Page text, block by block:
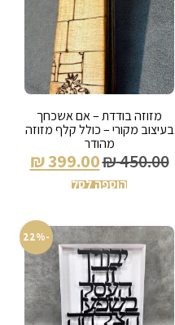
מזוזה בודדת – אם אשכחך
בעיצוב מקורי – כולל קלף מזוזה
מהודר
₪450.00
₪399.00
הוספה לסל
-22%